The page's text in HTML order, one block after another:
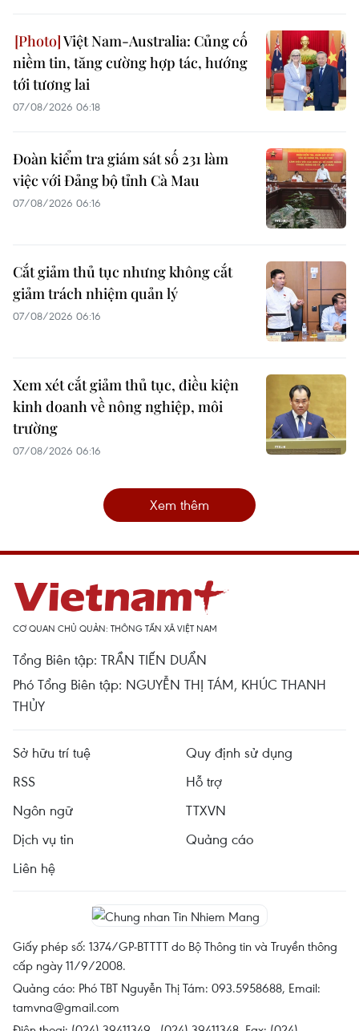
Việt Nam-Australia: Củng cố
niềm tin, tăng cường hợp tác, hướng
tới tương lai
07/08/2026 06:18
Đoàn kiểm tra giám sát số 231 làm
việc với Đảng bộ tỉnh Cà Mau
07/08/2026 06:16
Cắt giảm thủ tục nhưng không cắt
giảm trách nhiệm quản lý
07/08/2026 06:16
Xem xét cắt giảm thủ tục, điều kiện
kinh doanh về nông nghiệp, môi
trường
07/08/2026 06:16
Xem thêm
CƠ QUAN CHỦ QUẢN: THÔNG TẤN XÃ VIỆT NAM
Tổng Biên tập: TRẦN TIẾN DUẨN
Phó Tổng Biên tập: NGUYỄN THỊ TÁM, KHÚC THANH
THỦY
Sở hữu trí tuệ
Quy định sử dụng
RSS
Hỗ trợ
Ngôn ngữ
TTXVN
Dịch vụ tin
Quảng cáo
Liên hệ
Giấy phép số: 1374/GP-BTTTT do Bộ Thông tin và Truyền thông
cấp ngày 11/9/2008.
Quảng cáo: Phó TBT Nguyễn Thị Tám: 093.5958688, Email:
tamvna@gmail.com